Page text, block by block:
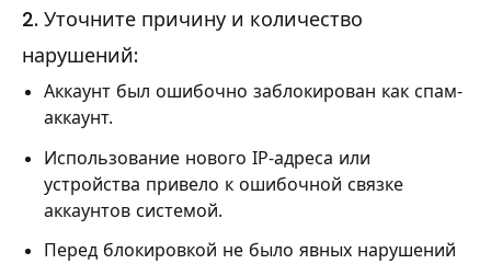
2. Уточните причину и количество
нарушений:
Аккаунт был ошибочно заблокирован как спам-
аккаунт.
Использование нового IP-адреса или
устройства привело к ошибочной связке
аккаунтов системой.
Перед блокировкой не было явных нарушений